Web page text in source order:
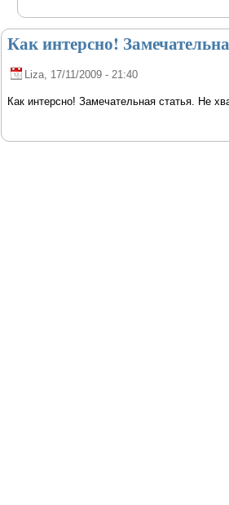
Как интерсно!
Liza, 17/11/2009 - 21:40
Как интерсно! Замечательная статья. Не